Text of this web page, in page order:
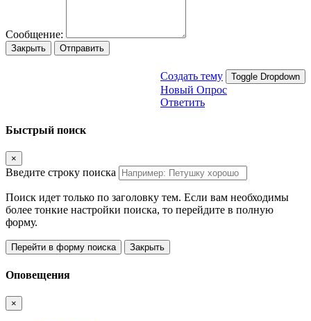
Сообщение:
Закрыть Отправить
Создать тему Toggle Dropdown
Новый Опрос
Ответить
Быстрый поиск
×
Введите строку поиска
Поиск идет только по заголовку тем. Если вам необходимы
более тонкие настройки поиска, то перейдите в полную
форму.
Перейти в форму поиска Закрыть
Оповещения
×